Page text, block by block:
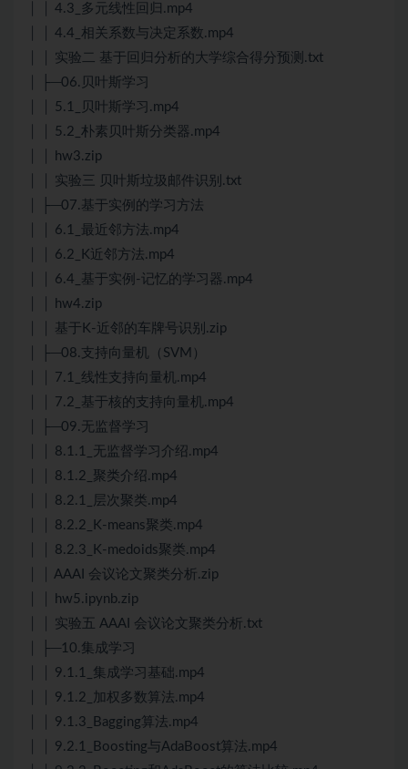
│ │ 4.3_多元线性回归.mp4
│ │ 4.4_相关系数与决定系数.mp4
│ │ 实验二 基于回归分析的大学综合得分预测.txt
│ ├─06.贝叶斯学习
│ │ 5.1_贝叶斯学习.mp4
│ │ 5.2_朴素贝叶斯分类器.mp4
│ │ hw3.zip
│ │ 实验三 贝叶斯垃圾邮件识别.txt
│ ├─07.基于实例的学习方法
│ │ 6.1_最近邻方法.mp4
│ │ 6.2_K近邻方法.mp4
│ │ 6.4_基于实例-记忆的学习器.mp4
│ │ hw4.zip
│ │ 基于K-近邻的车牌号识别.zip
│ ├─08.支持向量机（SVM）
│ │ 7.1_线性支持向量机.mp4
│ │ 7.2_基于核的支持向量机.mp4
│ ├─09.无监督学习
│ │ 8.1.1_无监督学习介绍.mp4
│ │ 8.1.2_聚类介绍.mp4
│ │ 8.2.1_层次聚类.mp4
│ │ 8.2.2_K-means聚类.mp4
│ │ 8.2.3_K-medoids聚类.mp4
│ │ AAAI 会议论文聚类分析.zip
│ │ hw5.ipynb.zip
│ │ 实验五 AAAI 会议论文聚类分析.txt
│ ├─10.集成学习
│ │ 9.1.1_集成学习基础.mp4
│ │ 9.1.2_加权多数算法.mp4
│ │ 9.1.3_Bagging算法.mp4
│ │ 9.2.1_Boosting与AdaBoost算法.mp4